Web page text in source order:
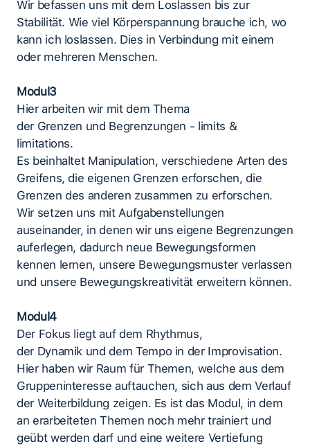
Wir befassen uns mit dem Loslassen bis zur
Stabilität. Wie viel Körperspannung brauche ich, wo
kann ich loslassen. Dies in Verbindung mit einem
oder mehreren Menschen.
Modul3
Hier arbeiten wir mit dem Thema
der Grenzen und Begrenzungen - limits &
limitations.
Es beinhaltet Manipulation, verschiedene Arten des
Greifens, die eigenen Grenzen erforschen, die
Grenzen des anderen zusammen zu erforschen.
Wir setzen uns mit Aufgabenstellungen
auseinander, in denen wir uns eigene Begrenzungen
auferlegen, dadurch neue Bewegungsformen
kennen lernen, unsere Bewegungsmuster verlassen
und unsere Bewegungskreativität erweitern können.
Modul4
Der Fokus liegt auf dem Rhythmus,
der Dynamik und dem Tempo in der Improvisation.
Hier haben wir Raum für Themen, welche aus dem
Gruppeninteresse auftauchen, sich aus dem Verlauf
der Weiterbildung zeigen. Es ist das Modul, in dem
an erarbeiteten Themen noch mehr trainiert und
geübt werden darf und eine weitere Vertiefung